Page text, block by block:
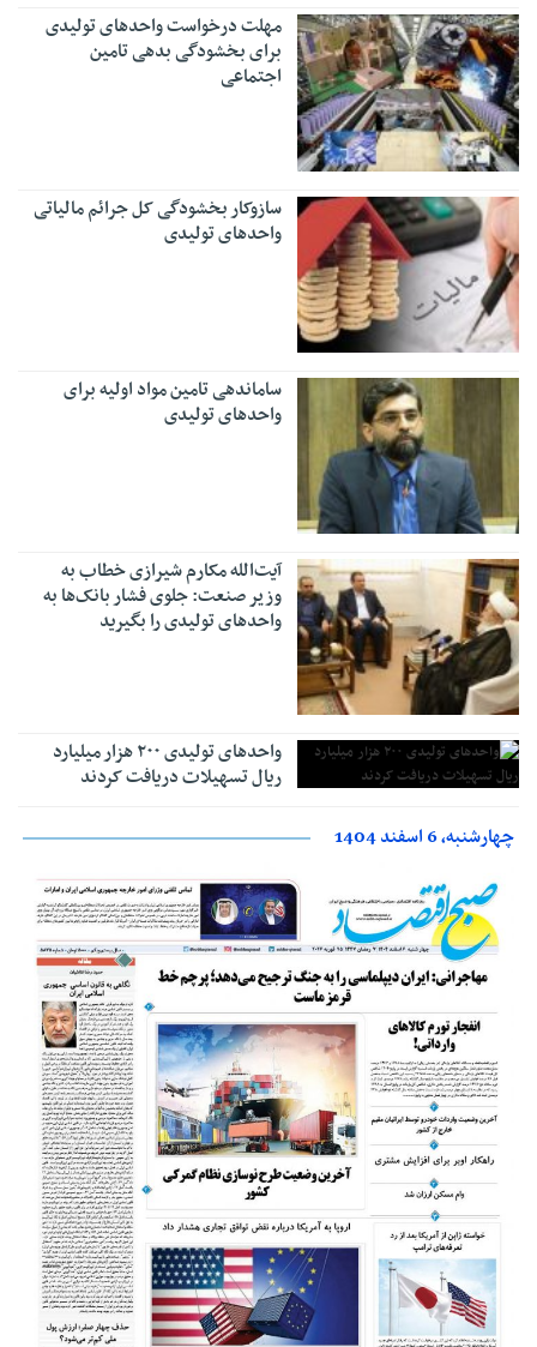
مهلت درخواست واحدهای تولیدی
برای بخشودگی بدهی تامین
اجتماعی
سازوکار بخشودگی کل جرائم مالیاتی
واحدهای تولیدی
ساماندهی تامین مواد اولیه برای
واحدهای تولیدی
آیت‌الله مکارم شیرازی خطاب به
وزیر صنعت: جلوی فشار بانک‌ها به
‌واحدهای تولیدی را بگیرید
واحدهای تولیدی ۲۰۰ هزار میلیارد
ریال تسهیلات دریافت کردند
چهارشنبه، 6 اسفند 1404